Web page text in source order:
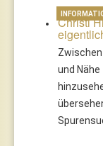
Christi
und